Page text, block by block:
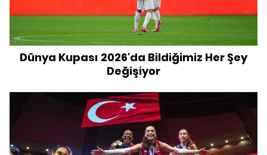
Dünya Kupası 2026'da Bildiğimiz Her Şey
Değişiyor